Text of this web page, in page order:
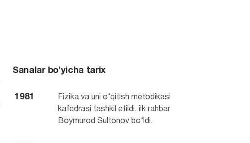
Sanalar bo'yicha tarix
1981
Fizika va uni o‘qitish metodikasi
kafedrasi tashkil etildi, ilk rahbar
Boymurod Sultonov bo‘ldi.